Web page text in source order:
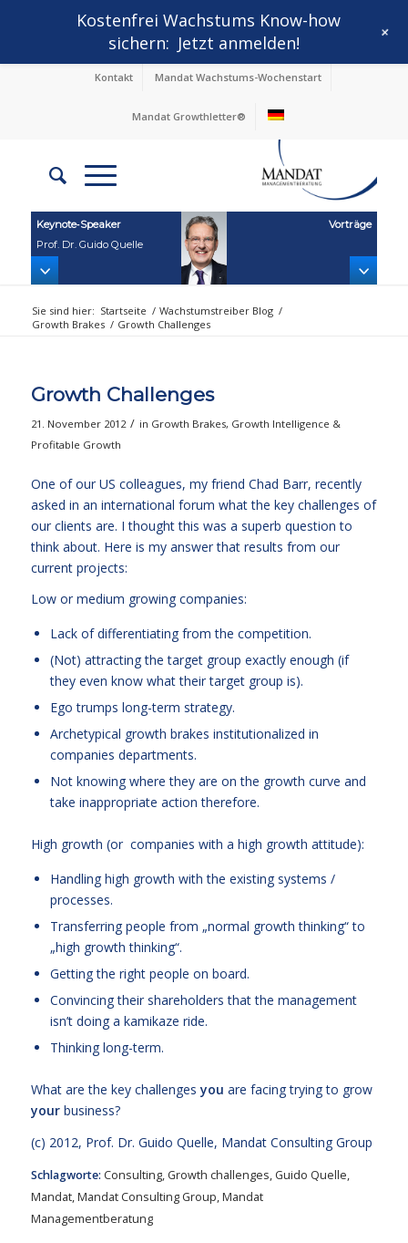
Kontakt Mandat Wachstums-Wochenstart
Mandat Growthletter®
Keynote‑Speaker
Prof. Dr. Guido Quelle
Vorträge
Sie sind hier: Startseite / Wachstumstreiber Blog /
Growth Brakes / Growth Challenges
Growth Challenges
21. November 2012 / in Growth Brakes, Growth Intelligence &
Profitable Growth
One of our US colleagues, my friend Chad Barr, recently
asked in an international forum what the key challenges of
our clients are. I thought this was a superb question to
think about. Here is my answer that results from our
current projects:
Low or medium growing companies:
Lack of differentiating from the competition.
(Not) attracting the target group exactly enough (if
they even know what their target group is).
Ego trumps long-term strategy.
Archetypical growth brakes institutionalized in
companies departments.
Not knowing where they are on the growth curve and
take inappropriate action therefore.
High growth (or companies with a high growth attitude):
Handling high growth with the existing systems /
processes.
Transferring people from „normal growth thinking“ to
„high growth thinking“.
Getting the right people on board.
Convincing their shareholders that the management
isn’t doing a kamikaze ride.
Thinking long-term.
What are the key challengesyou are facing trying to grow
yourbusiness?
(c) 2012, Prof. Dr. Guido Quelle, Mandat Consulting Group
Schlagworte: Consulting, Growth challenges, Guido Quelle,
Mandat,Mandat Consulting Group,Mandat
Managementberatung
Kostenfrei Wachstums Know-how
sichern: Jetzt anmelden! +